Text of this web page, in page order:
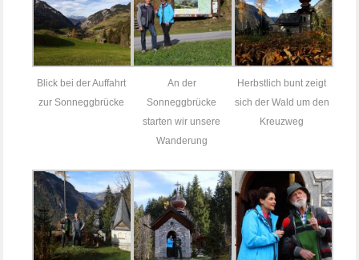
Blick bei der Auffahrt
zur Sonneggbrücke
An der
Sonneggbrücke
starten wir unsere
Wanderung
Herbstlich bunt zeigt
sich der Wald um den
Kreuzweg